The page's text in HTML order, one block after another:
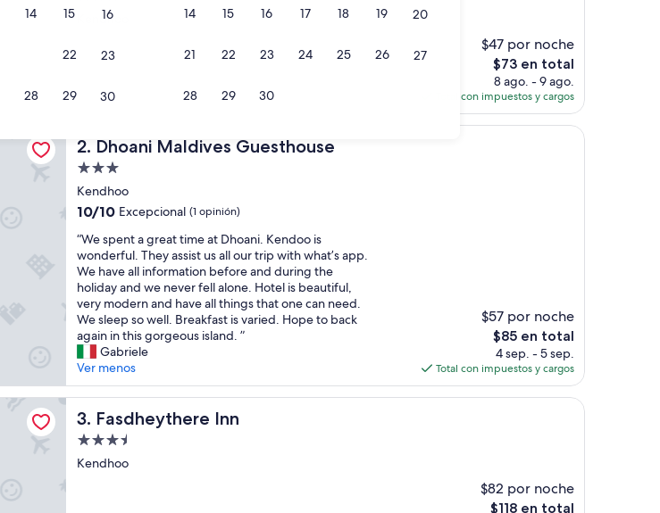
14 15 16
22 23
28 29 30
14 15 16 17 18 19 20
21 22 23 24 25 26 27
28 29 30
estrellas
Kendhoo
$47 por noche
El
precio
actual
es
de
$73 en total
8 ago. - 9 ago.
Total con impuestos y cargos
2. Dhoani Maldives Guesthouse
Dhoani Maldives Guesthouse
Propiedad
de
3.0
estrellas
Kendhoo
10.0
10,
Excepcional,
(1
opinión)
10/10 Excepcional (1 opinión)
“
W
e
s
p
e
n
t
a
g
r
e
t
“We spent a great time at Dhoani. Kendoo is
wonderful. They assist us all our trip with what’s app.
We have all information before and during the
holiday and we never fell alone. Hotel is beautiful,
very modern and have all things that one can need.
We sleep so well. Breakfast is varied. Hope to back
again in this gorgeous island. ”
Gabriele
Ver menos
$57 por noche
El
precio
actual
es
de
$85 en total
4 sep. - 5 sep.
Total con impuestos y cargos
3. Fasdheythere Inn
Fasdheythere Inn
Propiedad
de
Kendhoo
$82 por noche
El
$118 en total